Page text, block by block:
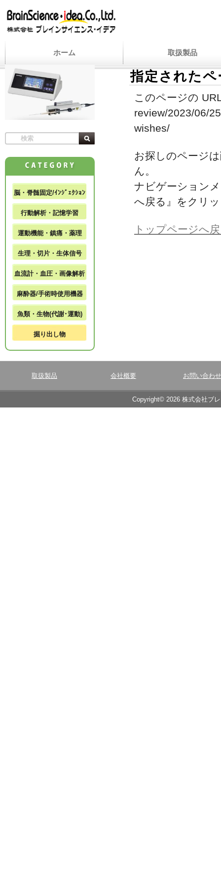
ホーム 取扱製品
指定された
このページの
review/2023/06/
wishes/
お探しのページ
ん。
ナビゲーション
へ戻る』をクリ
トップページへ
脳・脊髄固定/ｲﾝｼﾞｪｸｼｮﾝ
行動解析・記憶学習
運動機能・鎮痛・薬理
生理・切片・生体信号
血流計・血圧・画像解析
麻酔器/手術時使用機器
魚類・生物(代謝･運動)
掘り出し物
取扱製品 会社概要 お問い合わせ
Copyright© 2026 株式会社ブ